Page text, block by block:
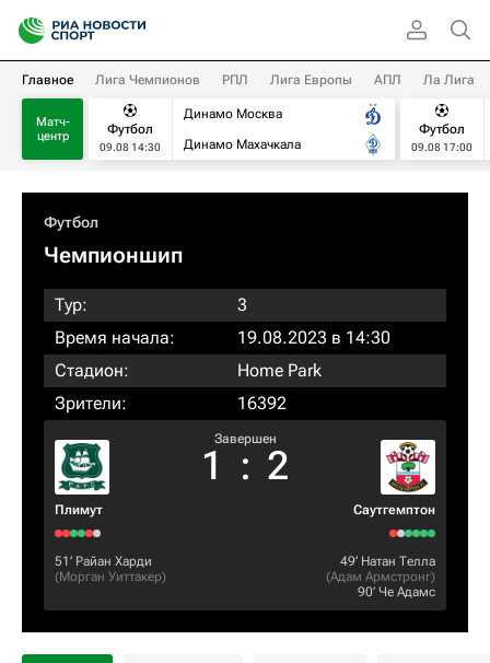
Главное Лига Чемпионов РПЛ Лига Европы АПЛ Ла Лига
Матч-
центр
Футбол
09.08 14:30
Динамо Москва
Динамо Махачкала
Футбол
09.08 17:00
Футбол
Чемпионшип
Тур:
3
Время начала:
19.08.2023 в 14:30
Стадион:
Home Park
Зрители:
16392
Плимут
Завершен
1 : 2
Саутгемптон
51‎’‎ Райан Харди
(Морган Уиттакер)
49‎’‎ Натан Телла
(Адам Армстронг)
90‎’‎ Че Адамс